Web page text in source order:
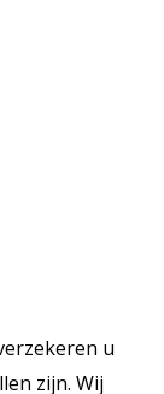
u
zijn. Wij